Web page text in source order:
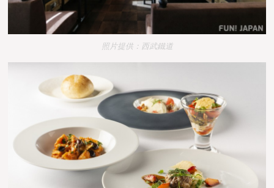
照片提供：西武鐵道